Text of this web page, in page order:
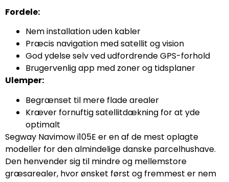
Fordele:
Nem installation uden kabler
Præcis navigation med satellit og vision
God ydelse selv ved udfordrende GPS-forhold
Brugervenlig app med zoner og tidsplaner
Ulemper:
Begrænset til mere flade arealer
Kræver fornuftig satellitdækning for at yde
optimalt
Segway Navimow i105E er en af de mest oplagte
modeller for den almindelige danske parcelhushave.
Den henvender sig til mindre og mellemstore
græsarealer, hvor ønsket først og fremmest er nem